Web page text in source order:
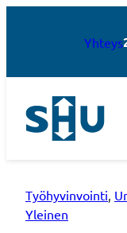
Yhteys
Työhyvinvointi
Yleinen